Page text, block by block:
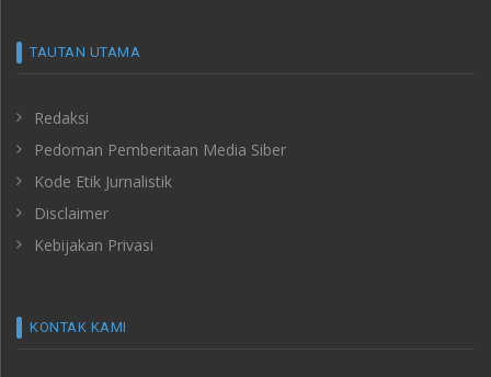
TAUTAN UTAMA
Redaksi
Pedoman Pemberitaan Media Siber
Kode Etik Jurnalistik
Disclaimer
Kebijakan Privasi
KONTAK KAMI